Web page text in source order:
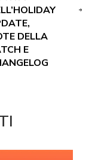
DELLA
E